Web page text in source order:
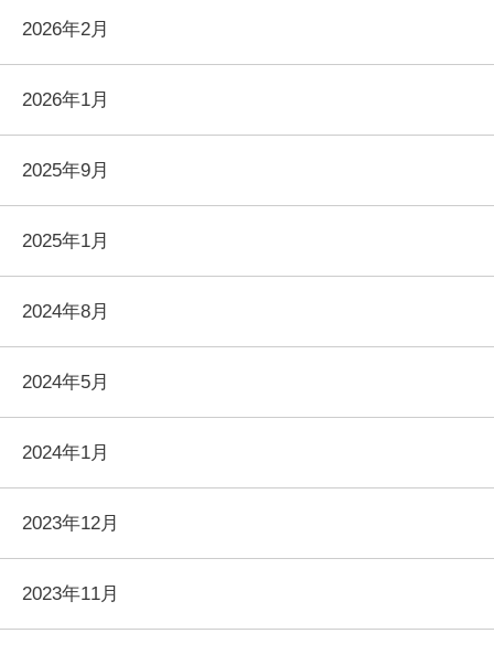
2026年2月
2026年1月
2025年9月
2025年1月
2024年8月
2024年5月
2024年1月
2023年12月
2023年11月